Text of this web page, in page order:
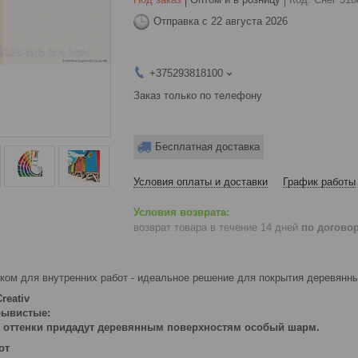
Отправка с 22 августа 2026
+375293818100
Заказ только по телефону
Бесплатная доставка
Условия оплаты и доставки График работы
возврат товара в течение 14 дней по
для внутренних работ - идеальное решение для покрытия
придадут деревянным поверхностям особый шарм.